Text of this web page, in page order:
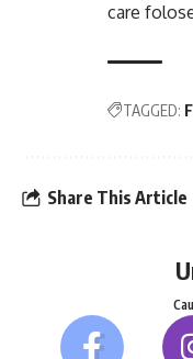
care
TAGGED:
Share This Article